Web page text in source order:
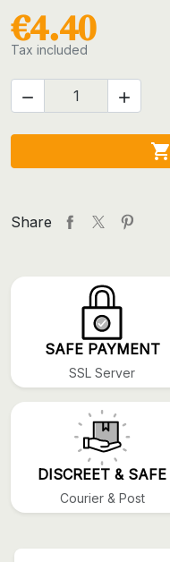
€4.40
Tax included
 

Share
SAFE PAYMENT
SSL Server
DISCREET & SAFE
Courier & Post